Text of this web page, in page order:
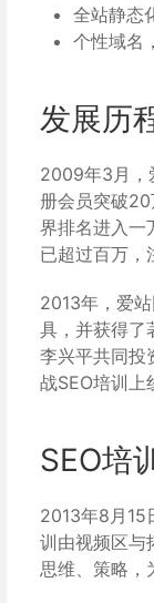
全站静态
个性域名
发展历
2009年3月，
册会员突破
界排名进入一
已超过百万，
2013年，爱
具，并获得了
李兴平共同投
战SEO培训上
SEO培训
2013年8月15
训由视频区与
思维、策略，